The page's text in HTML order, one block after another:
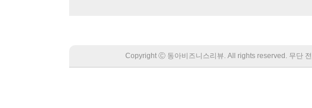
Copyright Ⓒ 동아비즈니스리뷰. All rights reserved. 무단